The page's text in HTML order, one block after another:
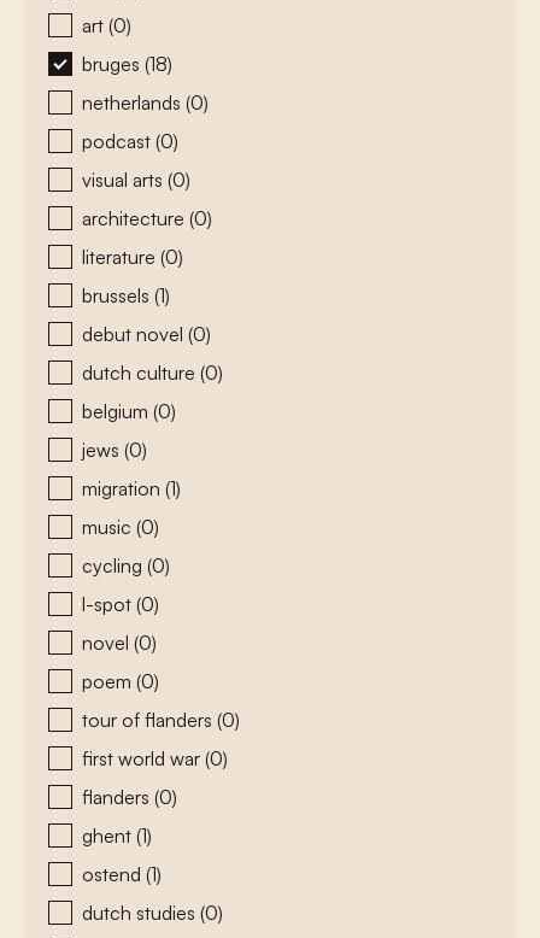
art (0)
bruges (18)
netherlands (0)
podcast (0)
visual arts (0)
architecture (0)
literature (0)
brussels (1)
debut novel (0)
dutch culture (0)
belgium (0)
jews (0)
migration (1)
music (0)
cycling (0)
l-spot (0)
novel (0)
poem (0)
tour of flanders (0)
first world war (0)
flanders (0)
ghent (1)
ostend (1)
dutch studies (0)